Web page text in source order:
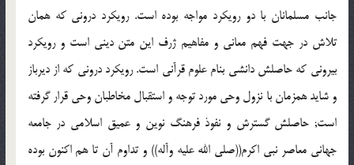
جانب مسلمانان با دو رویکرد مواجه بوده است. رویکرد درونی که همان
تلاش در جهت فهم معانی و مفاهیم ژرف این متن دینی است و رویکرد
بیرونی که حاصلش دانشی بنام علوم قرآنی است. رویکرد درونی که از دیرباز
و شاید همزمان با نزول وحی مورد توجه و استقبال مخاطبان وحی قرار گرفته
است; حاصلش گسترش و نفوذ فرهنگ نوین و عمیق اسلامی در جامعه
جهانی معاصر نبی اکرم((صلی الله علیه وآله)) و تداوم آن تا هم اکنون بوده